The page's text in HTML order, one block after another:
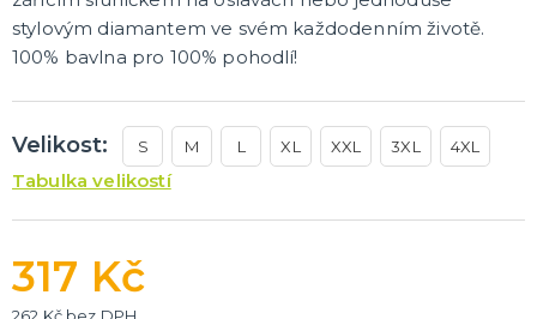
stylovým diamantem ve svém každodenním životě.
100% bavlna pro 100% pohodlí!
Velikost: S M L XL XXL 3XL 4XL
Tabulka velikostí
317 Kč